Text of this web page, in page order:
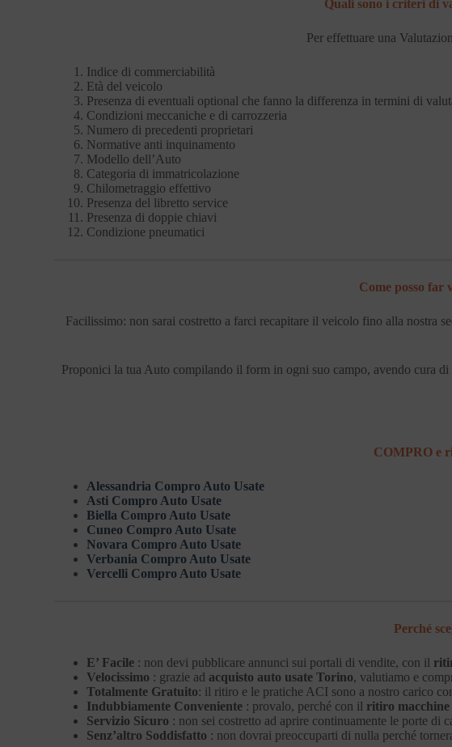
Quali sono i criteri di
Per effettuare una
Indice di commerciabilità
Età del veicolo
Presenza di eventuali optional che fanno la differenza in termini di
Condizioni meccaniche e di carrozzeria
Numero di precedenti proprietari
Normative anti inquinamento
Modello dell’Auto
Categoria di immatricolazione
Chilometraggio effettivo
Presenza del libretto service
Presenza di doppie chiavi
Condizione pneumatici
Come posso far
Facilissimo: non sarai costretto a farci recapitare il veicolo fino alla nostra
Proponici la tua Auto compilando il form in ogni suo campo, avendo cura
COMPRO e
Alessandria Compro Auto Usate
Asti Compro Auto Usate
Biella Compro Auto Usate
Cuneo Compro Auto Usate
Novara Compro Auto Usate
Verbania Compro Auto Usate
Vercelli Compro Auto Usate
Perché
E’ Facile : non devi pubblicare annunci sui portali di vendite, con il
Velocissimo : grazie ad acquisto auto usate Torino, valutiamo e
Totalmente Gratuito: il ritiro e le pratiche ACI sono a nostro carico
Indubbiamente Conveniente : provalo, perché con il ritiro macchine
Servizio Sicuro : non sei costretto ad aprire continuamente le porte di
Senz’altro Soddisfatto : non dovrai preoccuparti di nulla perché